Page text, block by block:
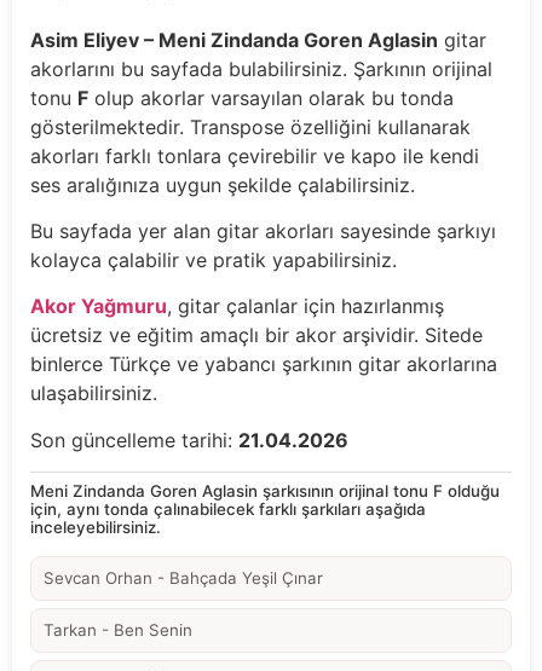
Asim Eliyev – Meni Zindanda Goren Aglasin gitar
akorlarını bu sayfada bulabilirsiniz. Şarkının orijinal
tonu F olup akorlar varsayılan olarak bu tonda
gösterilmektedir. Transpose özelliğini kullanarak
akorları farklı tonlara çevirebilir ve kapo ile kendi
ses aralığınıza uygun şekilde çalabilirsiniz.
Bu sayfada yer alan gitar akorları sayesinde şarkıyı
kolayca çalabilir ve pratik yapabilirsiniz.
Akor Yağmuru, gitar çalanlar için hazırlanmış
ücretsiz ve eğitim amaçlı bir akor arşividir. Sitede
binlerce Türkçe ve yabancı şarkının gitar akorlarına
ulaşabilirsiniz.
Son güncelleme tarihi: 21.04.2026
Meni Zindanda Goren Aglasin şarkısının orijinal tonu F olduğu
için, aynı tonda çalınabilecek farklı şarkıları aşağıda
inceleyebilirsiniz.
Sevcan Orhan - Bahçada Yeşil Çınar
Tarkan - Ben Senin